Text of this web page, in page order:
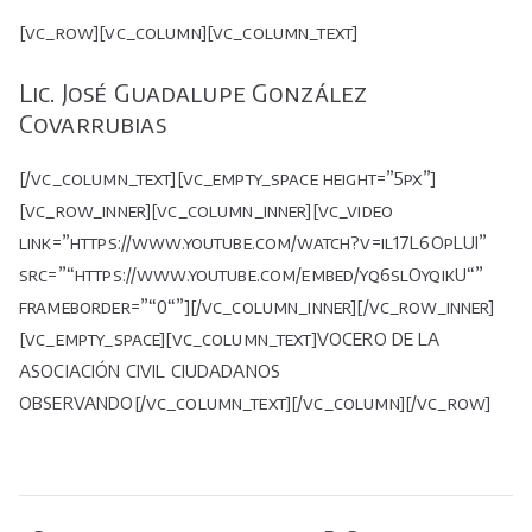
[vc_row][vc_column][vc_column_text]
Lic. José Guadalupe González
Covarrubias
[/vc_column_text][vc_empty_space height=”5px”]
[vc_row_inner][vc_column_inner][vc_video
link=”https://www.youtube.com/watch?v=il17L6OpLUI”
src=”“https://www.youtube.com/embed/yq6slOyqikU“”
frameborder=”“0“”][/vc_column_inner][/vc_row_inner]
[vc_empty_space][vc_column_text]VOCERO DE LA
ASOCIACIÓN CIVIL CIUDADANOS
OBSERVANDO[/vc_column_text][/vc_column][/vc_row]